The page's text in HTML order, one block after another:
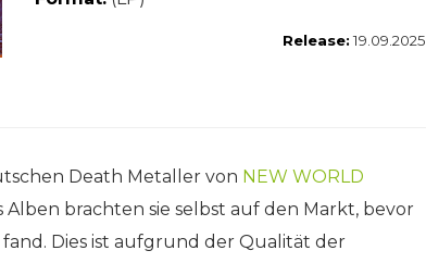
Release:19.09.2025
Death Metaller von NEW WORLD
Alben brachten sie selbst auf den Markt, bevor
Dies ist aufgrund der Qualität der